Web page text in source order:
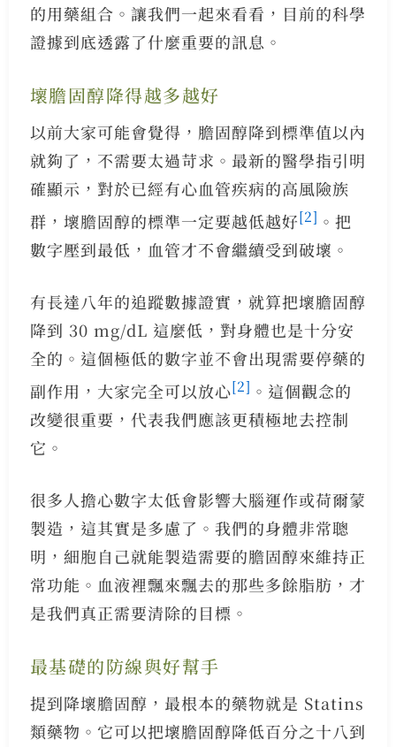
的用藥組合。讓我們一起來看看，目前的科學
證據到底透露了什麼重要的訊息。
壞膽固醇降得越多越好
以前大家可能會覺得，膽固醇降到標準值以內
就夠了，不需要太過苛求。最新的醫學指引明
確顯示，對於已經有心血管疾病的高風險族
群，壞膽固醇的標準一定要越低越好[2] 。把
數字壓到最低，血管才不會繼續受到破壞。
有長達八年的追蹤數據證實，就算把壞膽固醇
降到 30 mg/dL 這麼低，對身體也是十分安
全的。這個極低的數字並不會出現需要停藥的
副作用，大家完全可以放心[2] 。這個觀念的
改變很重要，代表我們應該更積極地去控制
它。
很多人擔心數字太低會影響大腦運作或荷爾蒙
製造，這其實是多慮了。我們的身體非常聰
明，細胞自己就能製造需要的膽固醇來維持正
常功能。血液裡飄來飄去的那些多餘脂肪，才
是我們真正需要清除的目標。
最基礎的防線與好幫手
提到降壞膽固醇，最根本的藥物就是 Statins
類藥物。它可以把壞膽固醇降低百分之十八到